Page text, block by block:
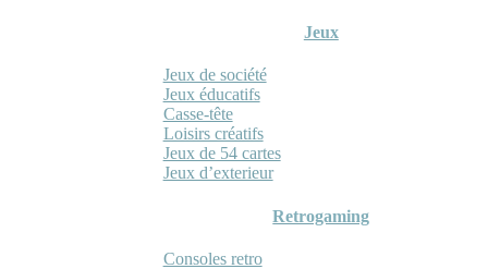
Jeux
Jeux de société
Jeux éducatifs
Casse-tête
Loisirs créatifs
Jeux de 54 cartes
Jeux d’exterieur
Retrogaming
Consoles retro